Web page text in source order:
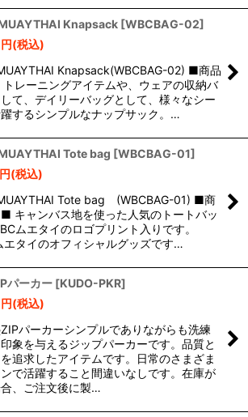
Knapsack [WBCBAG-02]
円(税込)
Knapsack(WBCBAG-02) ■商品
レーニングアイテムや、ウェアの収納バ
て、デイリーバッグとして、様々なシー
するシンプルなナップサック。…
Tote bag [WBCBAG-01]
円(税込)
Tote bag (WBCBAG-01) ■商
キャンバス地を使った人気のトートバッ
ムエタイのロゴプリント入りです。
エタイのオフィシャルグッズです…
パーカー [KUDO-PKR]
円(税込)
パーカーシンプルでありながらも洗練
象を与えるジップパーカーです。品質と
追求したアイテムです。日常のさまざま
で活躍すること間違いなしです。在庫が
、ご注文後に製…